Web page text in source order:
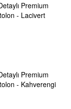
Premium
- Lacivert
Premium
- Kahverengi